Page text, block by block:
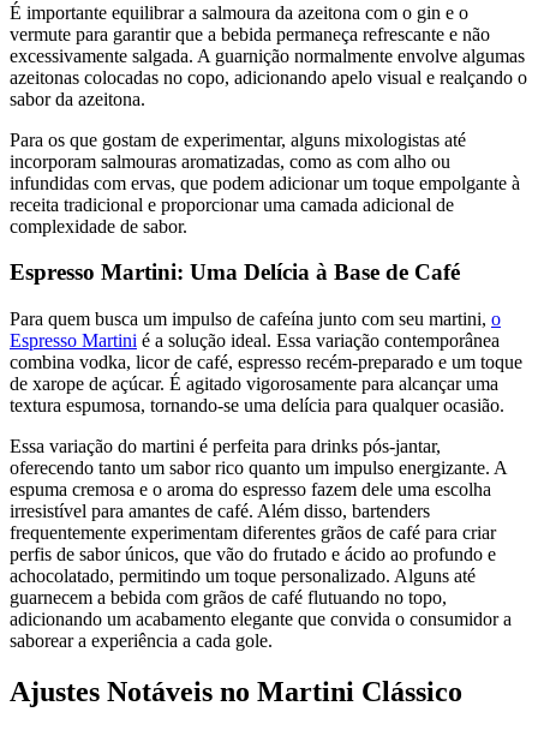
É importante equilibrar a salmoura da azeitona com o gin e o
vermute para garantir que a bebida permaneça refrescante e não
excessivamente salgada. A guarnição normalmente envolve algumas
azeitonas colocadas no copo, adicionando apelo visual e realçando o
sabor da azeitona.
Para os que gostam de experimentar, alguns mixologistas até
incorporam salmouras aromatizadas, como as com alho ou
infundidas com ervas, que podem adicionar um toque empolgante à
receita tradicional e proporcionar uma camada adicional de
complexidade de sabor.
Espresso Martini: Uma Delícia à Base de Café
Para quem busca um impulso de cafeína junto com seu martini, o
Espresso Martini é a solução ideal. Essa variação contemporânea
combina vodka, licor de café, espresso recém-preparado e um toque
de xarope de açúcar. É agitado vigorosamente para alcançar uma
textura espumosa, tornando-se uma delícia para qualquer ocasião.
Essa variação do martini é perfeita para drinks pós-jantar,
oferecendo tanto um sabor rico quanto um impulso energizante. A
espuma cremosa e o aroma do espresso fazem dele uma escolha
irresistível para amantes de café. Além disso, bartenders
frequentemente experimentam diferentes grãos de café para criar
perfis de sabor únicos, que vão do frutado e ácido ao profundo e
achocolatado, permitindo um toque personalizado. Alguns até
guarnecem a bebida com grãos de café flutuando no topo,
adicionando um acabamento elegante que convida o consumidor a
saborear a experiência a cada gole.
Ajustes Notáveis no Martini Clássico